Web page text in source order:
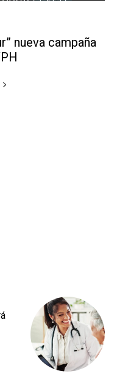
nueva campaña